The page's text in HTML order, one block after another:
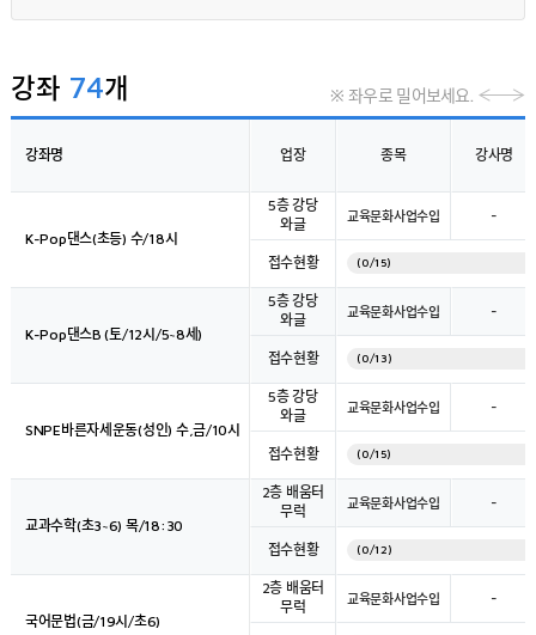
라인댄스
국어교실
강좌 74개 ※ 좌우로 밀어보세요.
강좌명
K-Pop댄스(초등) 수/18시
K-Pop댄스B (토/12시/5~8세)
SNPE바른자세운동(성인) 수,금/10시
교과수학(초3~6) 목/18:30
국어문법(금/19시/초6)
업장 종목 강사명
5층 강당
와글
교육문화사업수입 -
접수현황 (0/15)
5층 강당
와글
교육문화사업수입 -
접수현황 (0/13)
5층 강당
와글
교육문화사업수입 -
접수현황 (0/15)
2층 배움터
무럭
교육문화사업수입 -
접수현황 (0/12)
2층 배움터
무럭
교육문화사업수입 -